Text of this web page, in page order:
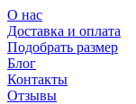
О нас
Доставка и оплата
Подобрать размер
Блог
Контакты
Отзывы